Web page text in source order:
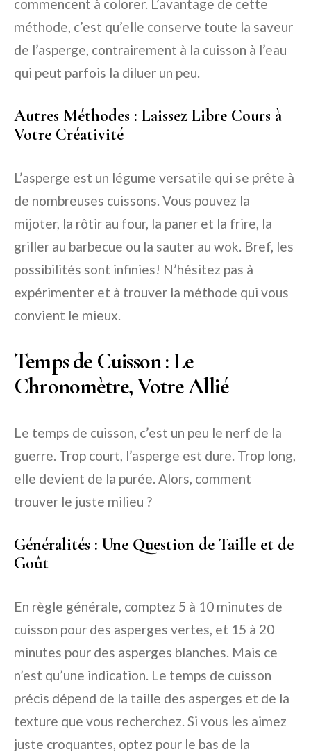
commencent à colorer. L’avantage de cette
méthode, c’est qu’elle conserve toute la saveur
de l’asperge, contrairement à la cuisson à l’eau
qui peut parfois la diluer un peu.
Autres Méthodes : Laissez Libre Cours à
Votre Créativité
L’asperge est un légume versatile qui se prête à
de nombreuses cuissons. Vous pouvez la
mijoter, la rôtir au four, la paner et la frire, la
griller au barbecue ou la sauter au wok. Bref, les
possibilités sont infinies! N’hésitez pas à
expérimenter et à trouver la méthode qui vous
convient le mieux.
Temps de Cuisson : Le
Chronomètre, Votre Allié
Le temps de cuisson, c’est un peu le nerf de la
guerre. Trop court, l’asperge est dure. Trop long,
elle devient de la purée. Alors, comment
trouver le juste milieu ?
Généralités : Une Question de Taille et de
Goût
En règle générale, comptez 5 à 10 minutes de
cuisson pour des asperges vertes, et 15 à 20
minutes pour des asperges blanches. Mais ce
n’est qu’une indication. Le temps de cuisson
précis dépend de la taille des asperges et de la
texture que vous recherchez. Si vous les aimez
juste croquantes, optez pour le bas de la